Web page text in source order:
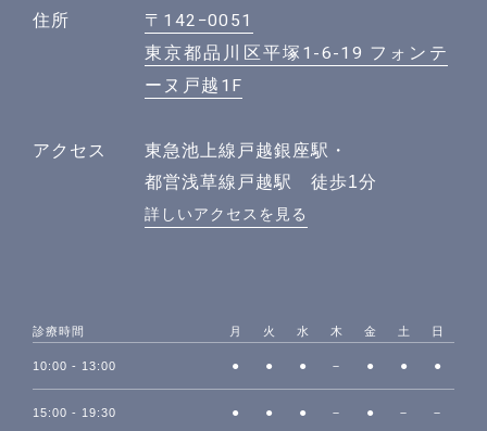
住所
〒142−0051
東京都品川区平塚1-6-19 フォンテ
ーヌ戸越1F
アクセス
東急池上線戸越銀座駅・
都営浅草線戸越駅 徒歩1分
詳しいアクセスを見る
診療時間 月 火 水 木 金 土 日
10:00 - 13:00 ● ● ● － ● ● ●
15:00 - 19:30 ● ● ● － ● － －